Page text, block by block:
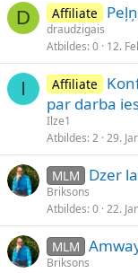
D Affiliate
draudzigais
Atbildes 0 12.
I Affiliate
par darba
Ilze1
Atbildes 2 29.
MLM Dzer
Briksons
Atbildes 0 22.
MLM
Briksons